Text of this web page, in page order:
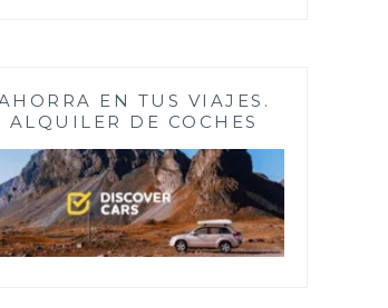
EN TUS VIAJES.
ALQUILER DE COCHES